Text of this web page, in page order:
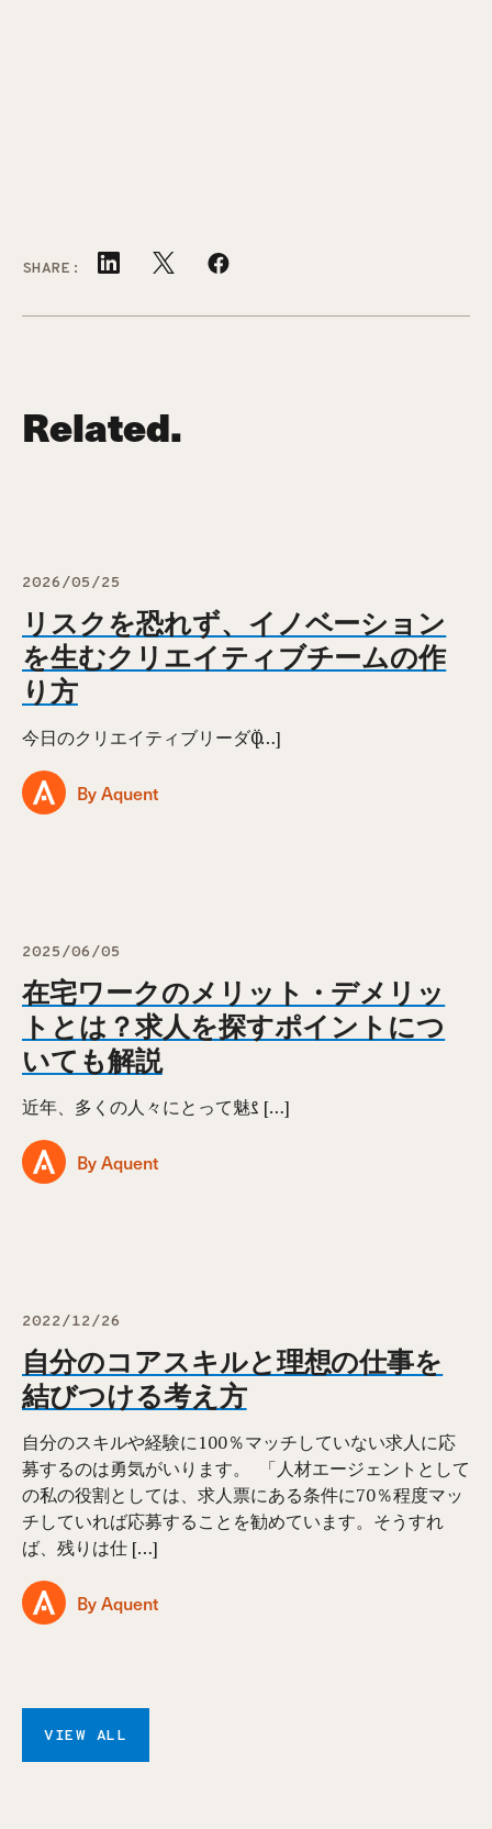
SHARE:
Related.
2026/05/25
リスクを恐れず、イノベーション
を生むクリエイティブチームの作
り方
今日のクリエイティブリーダӦ […]
By Aquent
2025/06/05
在宅ワークのメリット・デメリッ
トとは？求人を探すポイントにつ
いても解説
近年、多くの人々にとって魅ࡂ […]
By Aquent
2022/12/26
自分のコアスキルと理想の仕事を
結びつける考え方
自分のスキルや経験に100％マッチしていない求人に応
募するのは勇気がいります。 ⁠ 「人材エージェントとして
の私の役割としては、求人票にある条件に70％程度マッ
チしていれば応募することを勧めています。そうすれ
ば、残りは仕 […]
By Aquent
VIEW ALL